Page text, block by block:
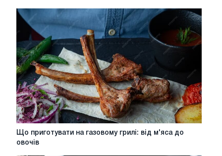
стриплойн:
посібник
для
гурманів
Що
приготувати
Що приготувати на газовому грилі: від м'яса до
овочів